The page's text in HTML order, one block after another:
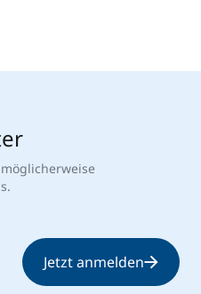
Jetzt anmelden